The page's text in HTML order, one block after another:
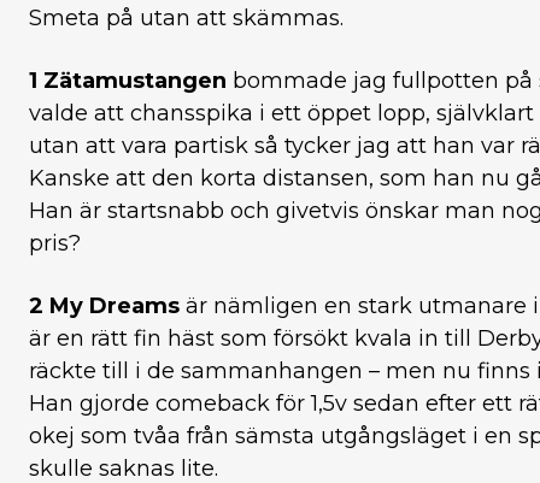
Smeta på utan att skämmas.
1 Zätamustangen bommade jag fullpotten på
valde att chansspika i ett öppet lopp,
utan att vara partisk så tycker jag att han var
Kanske att den korta distansen, som han nu
Han är startsnabb och givetvis önskar man
pris?
2 My Dreams är nämligen en stark utmanare
är en rätt fin häst som försökt kvala in till
räckte till i de sammanhangen – men nu finns
Han gjorde comeback för 1,5v sedan efter ett
okej som tvåa från sämsta utgångsläget i en
skulle saknas lite.